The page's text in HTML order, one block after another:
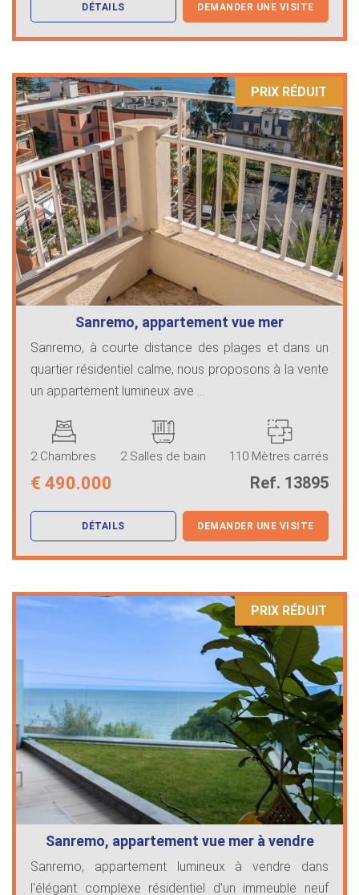
DÉTAILS DEMANDER UNE VISITE
PRIX ​​RÉDUIT
Sanremo, appartement vue mer
Sanremo, à courte distance des plages et dans un
quartier résidentiel calme, nous proposons à la vente
un appartement lumineux ave ...
2 Chambres 2 Salles de bain 110 Mètres carrés
€ 490.000 Ref. 13895
DÉTAILS DEMANDER UNE VISITE
PRIX ​​RÉDUIT
Sanremo, appartement vue mer à vendre
Sanremo, appartement lumineux à vendre dans
l'élégant complexe résidentiel d'un immeuble neuf